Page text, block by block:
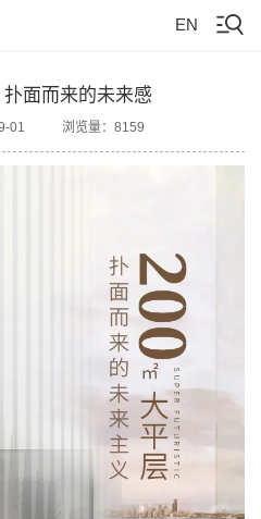
EN
面而来的未来感
01 浏览量：8159